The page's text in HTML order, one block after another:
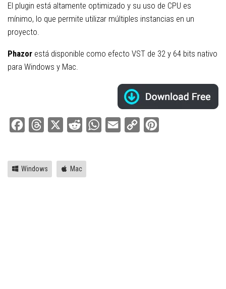
El plugin está altamente optimizado y su uso de CPU es
mínimo, lo que permite utilizar múltiples instancias en un
proyecto.
Phazor está disponible como efecto VST de 32 y 64 bits nativo
para Windows y Mac.
FacebookThreads Reddit WhatsApp
Email
Copy
Windows Mac